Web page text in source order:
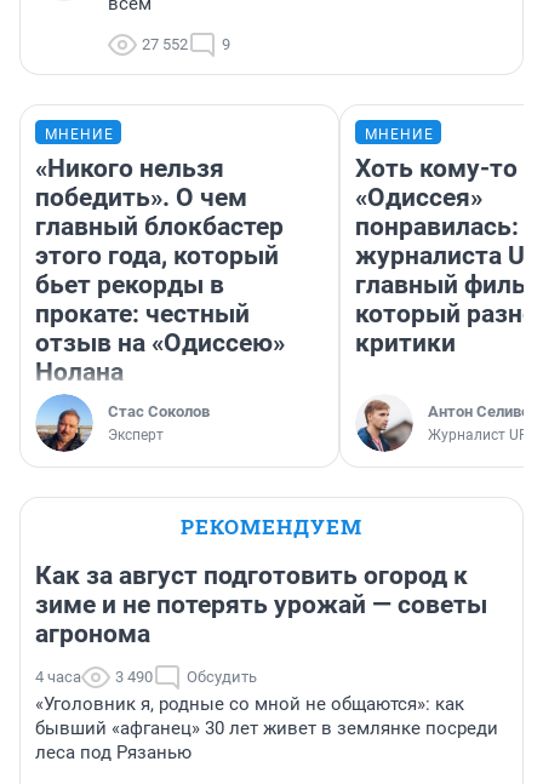
27 552 9
МНЕНИЕ
«Никого нельзя
победить». О чем
главный блокбастер
этого года, который
бьет рекорды в
прокате: честный
отзыв на «Одиссею»
Нолана
Стас Соколов
Эксперт
МНЕНИЕ
Хоть кому-то
«Одиссея»
понравилась:
журналиста
главный
который
критики
Антон
Журналист
РЕКОМЕНДУЕМ
Как за август подготовить огород к
зиме и не потерять урожай — советы
агронома
4 часа 3 490 Обсудить
«Уголовник я, родные со мной не общаются»: как
бывший «афганец» 30 лет живет в землянке посреди
леса под Рязанью